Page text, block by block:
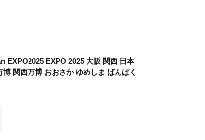
EXPO2025 EXPO 2025 大阪 関西 日本
関西万博 おおさか ゆめしま ばんぱく